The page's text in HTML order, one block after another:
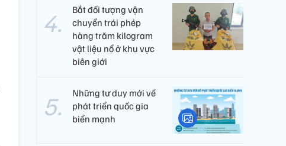
Bắt đối tượng vận
chuyển trái phép
hàng trăm kilogram
vật liệu nổ ở khu vực
biên giới
Những tư duy mới về
phát triển quốc gia
biển mạnh